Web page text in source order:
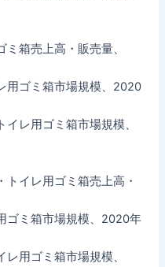
箱売上高・販売量、
ゴミ箱市場規模、2020
レ用ゴミ箱市場規模、
イレ用ゴミ箱売上高・
ミ箱市場規模、2020年
用ゴミ箱市場規模、